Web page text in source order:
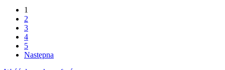
1
2
3
4
5
Następna